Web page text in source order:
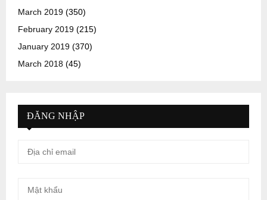
March 2019 (350)
February 2019 (215)
January 2019 (370)
March 2018 (45)
ĐĂNG NHẬP